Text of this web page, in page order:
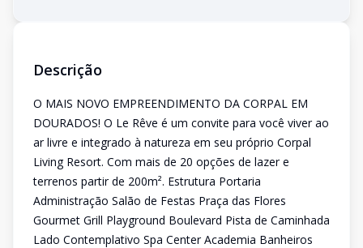
Descrição
O MAIS NOVO EMPREENDIMENTO DA CORPAL EM
DOURADOS! O Le Rêve é um convite para você viver ao
ar livre e integrado à natureza em seu próprio Corpal
Living Resort. Com mais de 20 opções de lazer e
terrenos partir de 200m². Estrutura Portaria
Administração Salão de Festas Praça das Flores
Gourmet Grill Playground Boulevard Pista de Caminhada
Lado Contemplativo Spa Center Academia Banheiros